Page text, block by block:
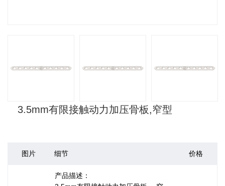
3.5mm有限接触动力加压骨板,窄型
图片 细节 价格
产品描述：